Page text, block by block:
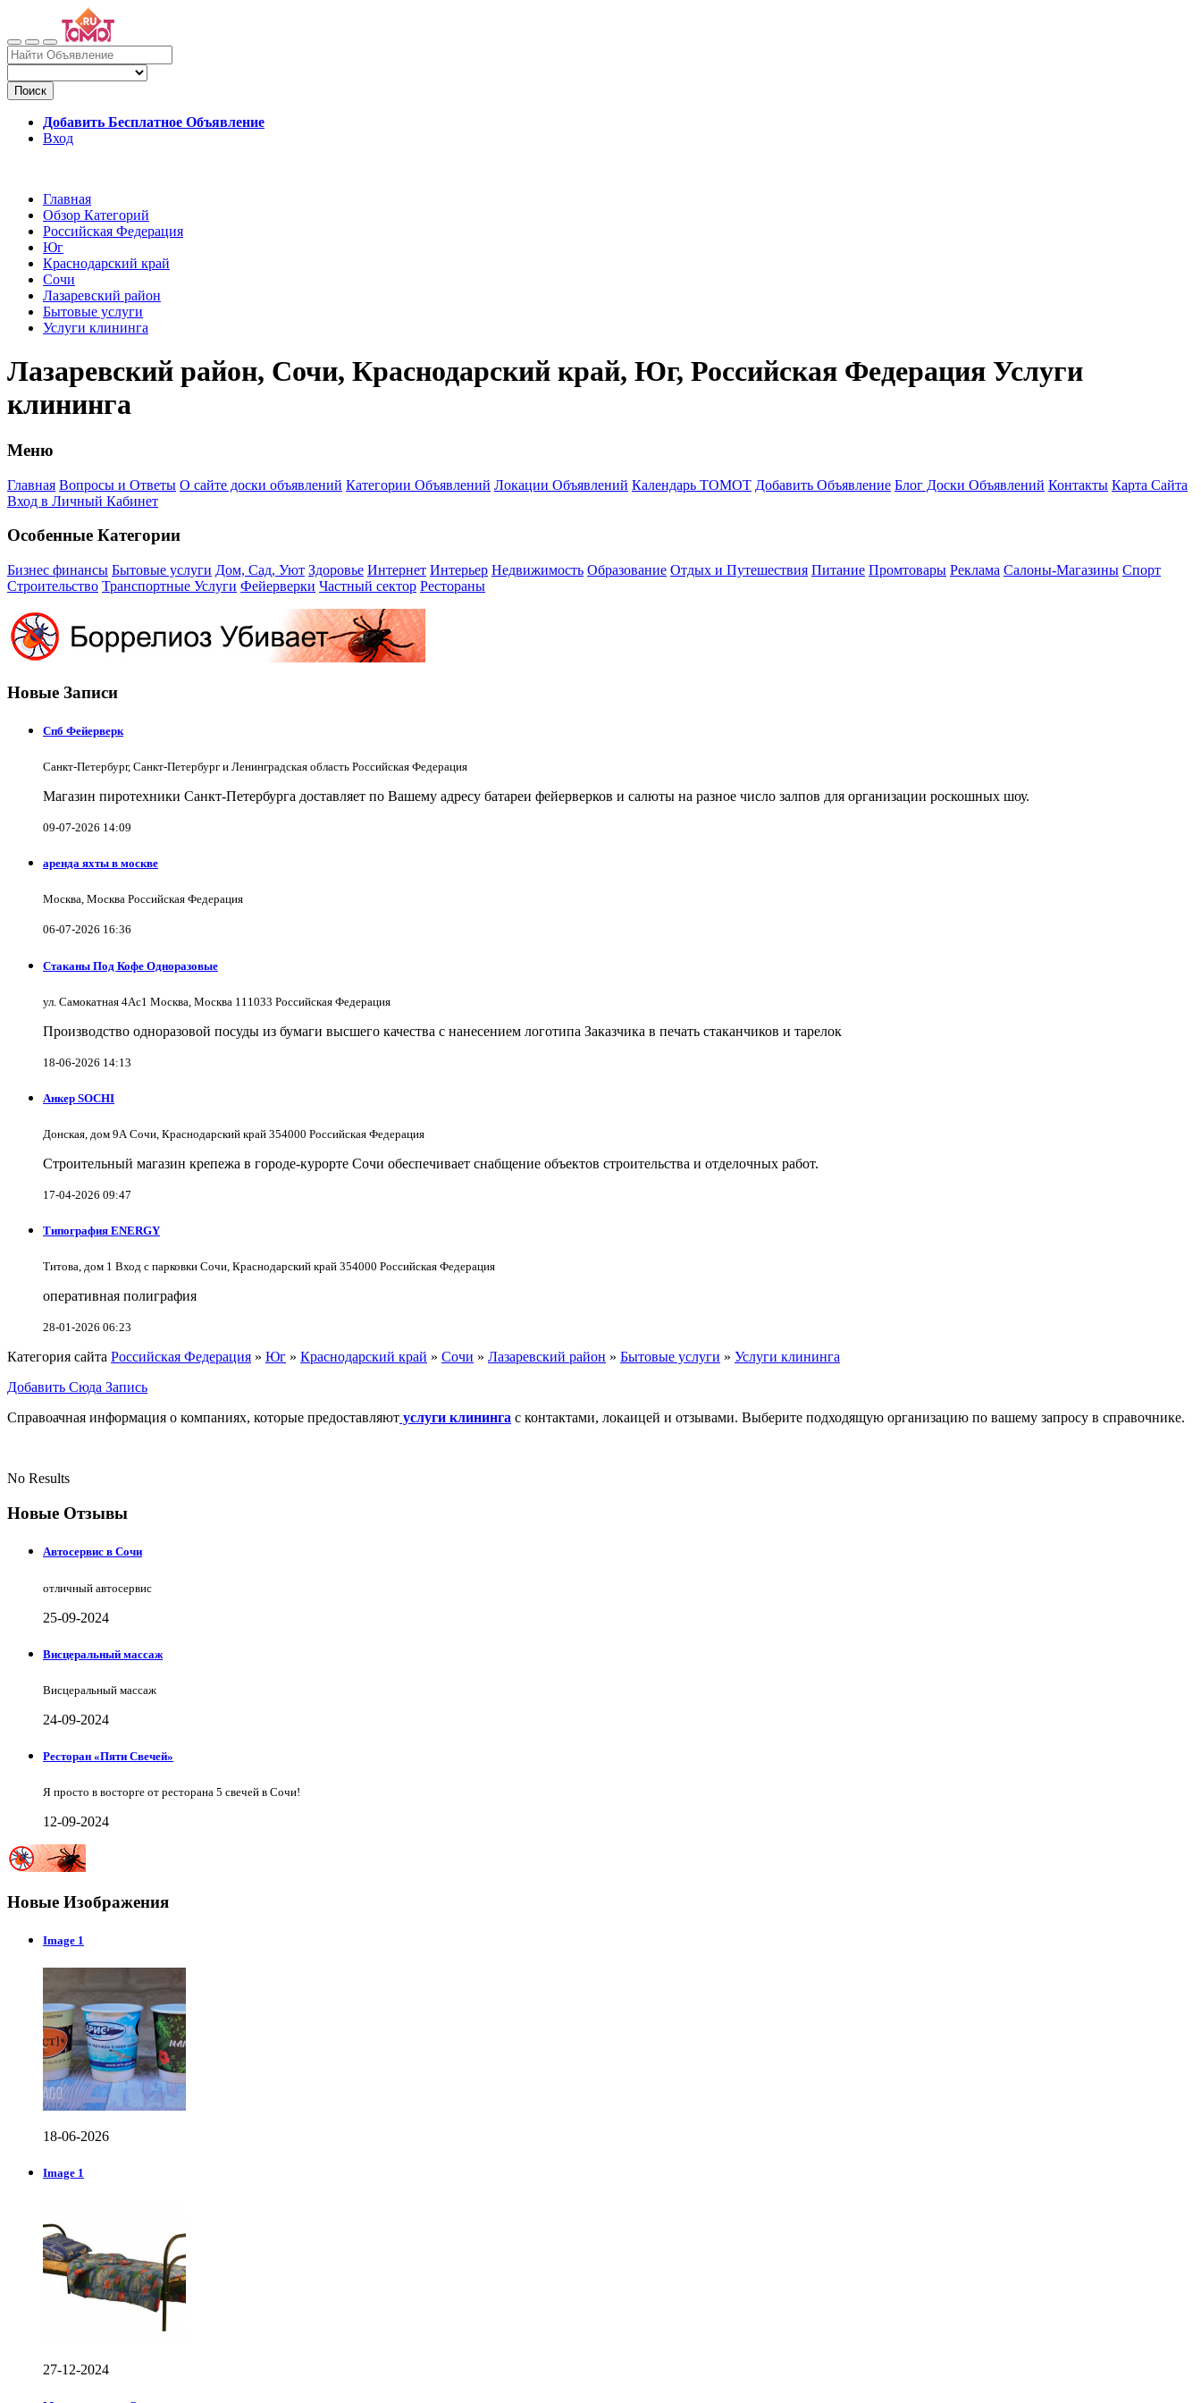
Поиск
Добавить Бесплатное Объявление
Вход
Главная
Обзор Категорий
Российская Федерация
Юг
Краснодарский край
Сочи
Лазаревский район
Бытовые услуги
Услуги клининга
Лазаревский район, Сочи, Краснодарский край, Юг, Российская Федерация Услуги
клининга
Меню
Главная Вопросы и Ответы О сайте доски объявлений Категории Объявлений Локации Объявлений Календарь ТОМОТ Добавить Объявление Блог Доски Объявлений Контакты Карта Сайта
Вход в Личный Кабинет
Особенные Категории
Бизнес финансы Бытовые услуги Дом, Сад, Уют Здоровье Интернет Интерьер Недвижимость Образование Отдых и Путешествия Питание Промтовары Реклама Салоны-Магазины Спорт
Строительство Транспортные Услуги Фейерверки Частный сектор Рестораны
Новые Записи
Спб Фейерверк
Санкт-Петербург, Санкт-Петербург и Ленинградская область Российская Федерация
Магазин пиротехники Санкт-Петербурга доставляет по Вашему адресу батареи фейерверков и салюты на разное число залпов для организации роскошных шоу.
09-07-2026 14:09
аренда яхты в москве
Москва, Москва Российская Федерация
06-07-2026 16:36
Стаканы Под Кофе Одноразовые
ул. Самокатная 4Ас1 Москва, Москва 111033 Российская Федерация
Производство одноразовой посуды из бумаги высшего качества с нанесением логотипа Заказчика в печать стаканчиков и тарелок
18-06-2026 14:13
Анкер SOCHI
Донская, дом 9А Сочи, Краснодарский край 354000 Российская Федерация
Строительный магазин крепежа в городе-курорте Сочи обеспечивает снабщение объектов строительства и отделочных работ.
17-04-2026 09:47
Типография ENERGY
Титова, дом 1 Вход с парковки Сочи, Краснодарский край 354000 Российская Федерация
оперативная полиграфия
28-01-2026 06:23
Категория сайта Российская Федерация » Юг » Краснодарский край » Сочи » Лазаревский район » Бытовые услуги » Услуги клининга
Добавить Сюда Запись
Справоачная информация о компаниях, которые предоставляют услуги клининга с контактами, локаицей и отзывами. Выберите подходящую организацию по вашему запросу в справочнике.
No Results
Новые Отзывы
Автосервис в Сочи
отличный автосервис
25-09-2024
Висцеральный массаж
Висцеральный массаж
24-09-2024
Ресторан «Пяти Свечей»
Я просто в восторге от ресторана 5 свечей в Сочи!
12-09-2024
Новые Изображения
Image 1
18-06-2026
Image 1
27-12-2024